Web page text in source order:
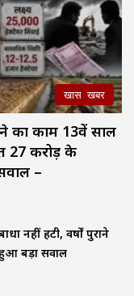
खास खबर
का काम 13वें साल
₹27 करोड़ के
–
नहीं हटी, वर्षों पुराने
हुआ बड़ा सवाल